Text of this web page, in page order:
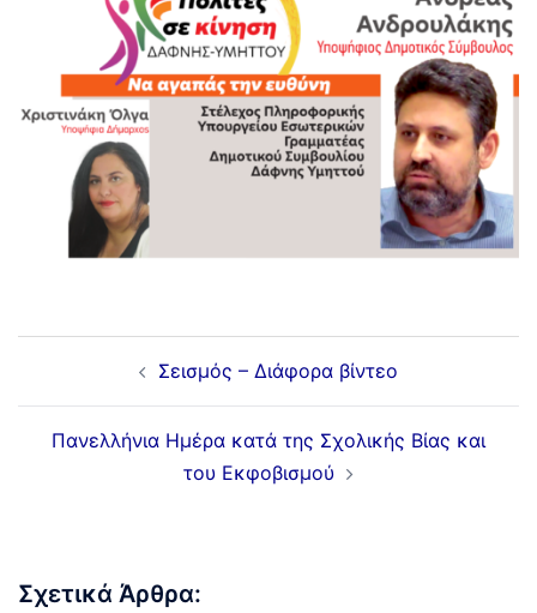
Σεισμός – Διάφορα βίντεο
Πανελλήνια Ημέρα κατά της Σχολικής Βίας και
του Εκφοβισμού
Σχετικά Άρθρα: